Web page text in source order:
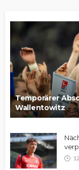
Temporärer
Wallentowitz